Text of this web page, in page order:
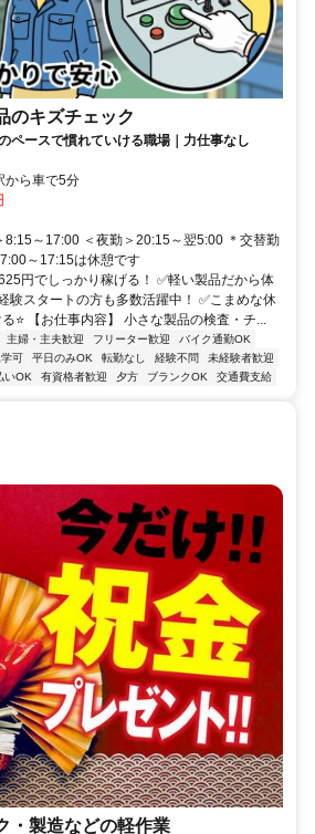
のキズチェック
ペースで慣れていける職場｜力仕事なし
から車で5分
8:15～17:00 ＜夜勤＞20:15～翌5:00 ＊交替勤
～17:15は休憩です
円でしっかり稼げる！ ✅軽い製品だから体
験スタートの方も多数活躍中！ ✅こまめな休
⭐ 【お仕事内容】 小さな製品の検査・チ...
主婦・主夫歓迎 フリーター歓迎
バイク通勤OK
可 平日のみOK 転勤なし 経験不問
未経験者歓迎
いOK 有資格者歓迎 夕方 ブランクOK 交通費支給
・製造などの軽作業